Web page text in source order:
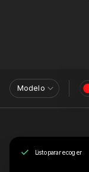
Modelo
Listo para recoger